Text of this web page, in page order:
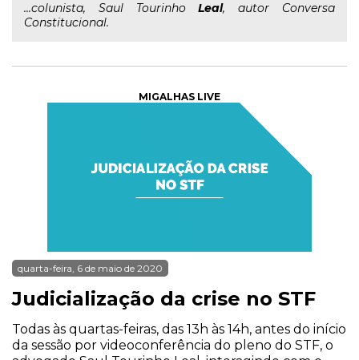
...colunista, Saul TourinhoLeal, autor Conversa
Constitucional.
MIGALHAS LIVE
quarta-feira, 6 de maio de 2020
Judicialização da crise no STF
Todas às quartas-feiras, das 13h às 14h, antes do início
da sessão por videoconferência do pleno do STF, o